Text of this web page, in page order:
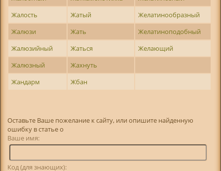
Жалость
Жатый
Желатинообразный
Жалюзи
Жать
Желатиноподобный
Жалюзийный
Жаться
Желающий
Жалюзный
Жахнуть
Жандарм
Жбан
Оставьте Ваше пожелание к сайту, или опишите найденную
ошибку в статье о
Ваше имя:
Код (для знающих):